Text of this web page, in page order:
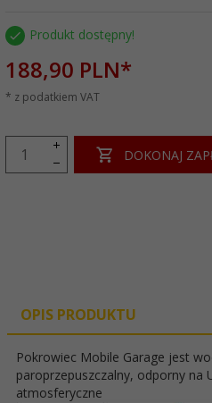
Produkt dostępny!
188,90 PLN*
* z podatkiem VAT
DOKONAJ
OPIS PRODUKTU
Pokrowiec Mobile Garage jest
paroprzepuszczalny, odporny na
atmosferyczne